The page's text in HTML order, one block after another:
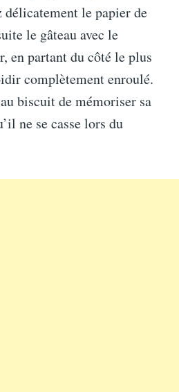
délicatement le papier de
le gâteau avec le
en partant du côté le plus
complètement enroulé.
biscuit de mémoriser sa
ne se casse lors du